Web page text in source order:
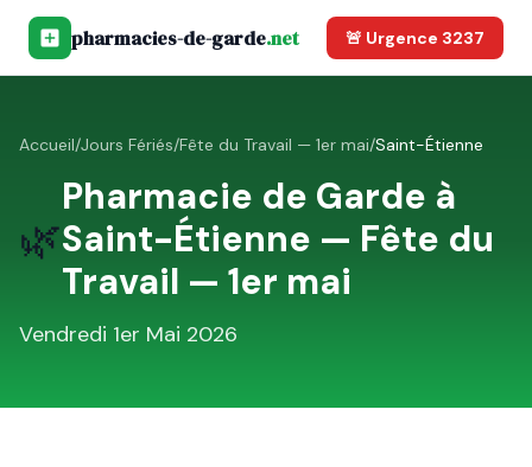
pharmacies-de-garde.net 🚨 Urgence 3237
Accueil/Jours Fériés/Fête du Travail — 1er mai/Saint-Étienne
🌿
Pharmacie de Garde à
Saint-Étienne — Fête du
Travail — 1er mai
Vendredi 1er Mai 2026